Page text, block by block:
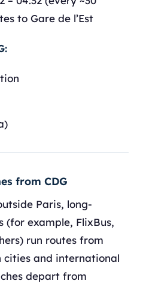
to Gare de l’Est
from CDG
Paris, long-
(for example, FlixBus,
run routes from
cities and international
depart from